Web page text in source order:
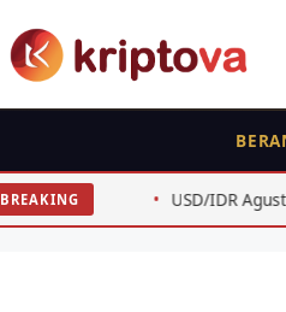
BREAKING
USD/IDR Agustus 2026: Analisis
ANALISA TEKNIKAL
Pembelian